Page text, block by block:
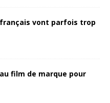
français vont parfois trop
film de marque pour